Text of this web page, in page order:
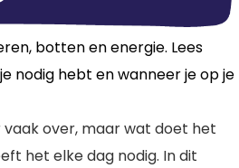
botten en energie. Lees
nodig hebt en wanneer je op je
vaak over, maar wat doet het
het elke dag nodig. In dit